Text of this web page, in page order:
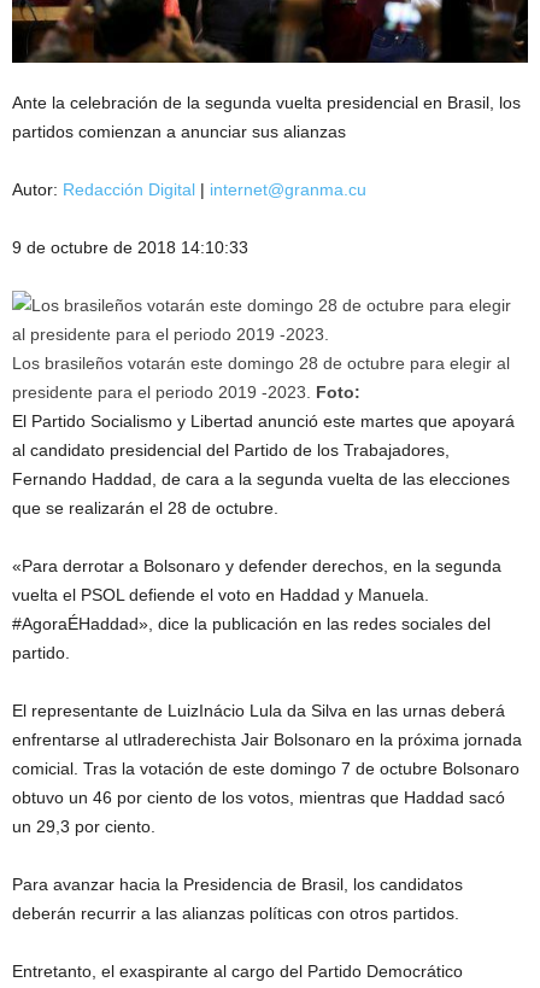
Ante la celebración de la segunda vuelta presidencial en Brasil, los
partidos comienzan a anunciar sus alianzas
Autor: Redacción Digital | internet@granma.cu
9 de octubre de 2018 14:10:33
Los brasileños votarán este domingo 28 de octubre para elegir al
presidente para el periodo 2019 -2023.
Foto:
El Partido Socialismo y Libertad anunció este martes que apoyará
al candidato presidencial del Partido de los Trabajadores,
Fernando Haddad, de cara a la segunda vuelta de las elecciones
que se realizarán el 28 de octubre.
«Para derrotar a Bolsonaro y defender derechos, en la segunda
vuelta el PSOL defiende el voto en Haddad y Manuela.
#AgoraÉHaddad», dice la publicación en las redes sociales del
partido.
El representante de LuizInácio Lula da Silva en las urnas deberá
enfrentarse al utlraderechista Jair Bolsonaro en la próxima jornada
comicial. Tras la votación de este domingo 7 de octubre Bolsonaro
obtuvo un 46 por ciento de los votos, mientras que Haddad sacó
un 29,3 por ciento.
Para avanzar hacia la Presidencia de Brasil, los candidatos
deberán recurrir a las alianzas políticas con otros partidos.
Entretanto, el exaspirante al cargo del Partido Democrático